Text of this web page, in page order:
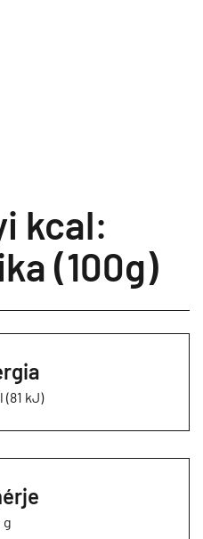
kcal:
(100g)
(81 kJ)
g